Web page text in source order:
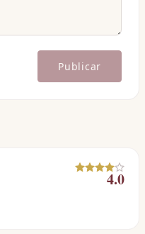
Publicar
4.0